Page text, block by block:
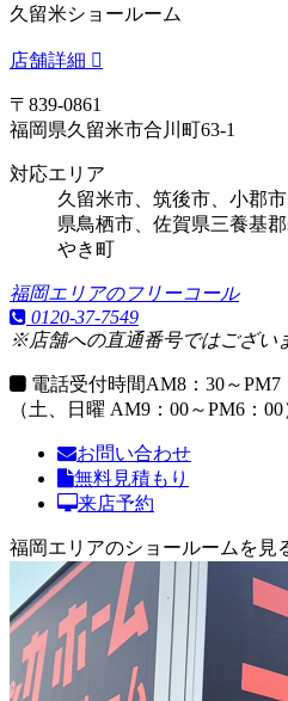
久留米ショールーム
店舗詳細
〒839-0861
福岡県久留米市合川町63-1
対応エリア
久留米市、筑後市、小郡
県鳥栖市、佐賀県三養基
やき町
福岡エリアのフリーコール
0120-37-7549
※店舗への直通番号ではござい
電話受付時間AM8：30～PM7
（土、日曜 AM9：00～PM6：00
お問い合わせ
無料見積もり
来店予約
福岡エリアのショールームを見